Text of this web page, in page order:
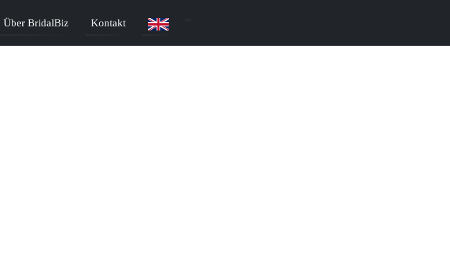
Über BridalBiz Kontakt